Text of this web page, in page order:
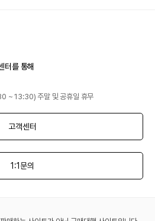
터를 통해
~ 13:30) 주말 및 공휴일 휴무
고객센터
1:1문의